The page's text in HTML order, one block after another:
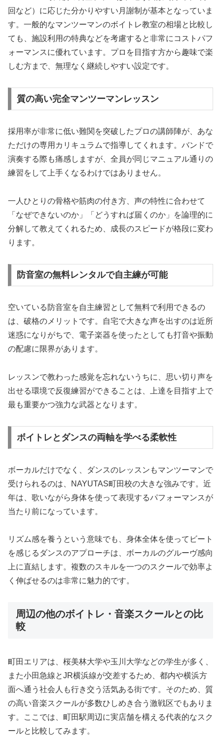
回など）に応じた分かりやすい月謝制が基本となっていま
す。一般的なマンツーマンのボイトレ教室の相場と比較し
ても、施設利用の特典などを考慮すると非常にコストパフ
ォーマンスに優れています。プロを目指す方から趣味で楽
しむ方まで、無理なく継続しやすい設定です。
質の高い完全マンツーマンレッスン
採用率が非常に低い難関を突破したプロの講師陣が、あな
ただけの専用カリキュラムで指導してくれます。バンドで
演奏する際も痛感しますが、全員が同じマニュアル通りの
練習をして上手くなるわけではありません。
一人ひとりの骨格や筋肉の付き方、声の特性に合わせて
「なぜできないのか」「どうすれば届くのか」を論理的に
分解して教えてくれるため、成長のスピードが格段に変わ
ります。
防音室の無料レンタルで自主練が可能
空いている防音室を自主練習として無料で利用できるの
は、破格のメリットです。自宅で大きな声を出すのは近所
迷惑になりがちで、電子楽器を使ったとしても打音や振動
の配慮に限界があります。
レッスンで教わった感覚を忘れないうちに、思い切り声を
出せる環境で反復練習ができることは、上達を目指す上で
最も重要かつ強力な武器となります。
ボイトレとダンスの両軸を学べる柔軟性
ボーカルだけでなく、ダンスのレッスンもマンツーマンで
受けられるのは、NAYUTAS町田校の大きな強みです。近
年は、歌いながら身体を使って表現するパフォーマンスが
当たり前になっています。
リズム感を養うという意味でも、身体全体を使ってビート
を感じるダンスのアプローチは、ボーカルのグルーヴ感向
上に直結します。複数のスキルを一つのスクールで効率よ
く伸ばせるのは非常に魅力的です。
周辺の他のボイトレ・音楽スクールとの比
較
町田エリアは、桜美林大学や玉川大学などの学生が多く、
また小田急線とJR横浜線が交差するため、都内や横浜方
面へ通う社会人も行き交う活気ある街です。そのため、質
の高い音楽スクールが多数ひしめき合う激戦区でもありま
す。ここでは、町田駅周辺に実店舗を構える代表的なスク
ールと比較してみます。